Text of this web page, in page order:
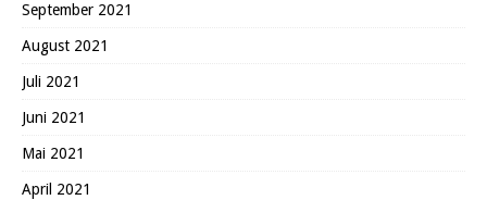
September 2021
August 2021
Juli 2021
Juni 2021
Mai 2021
April 2021